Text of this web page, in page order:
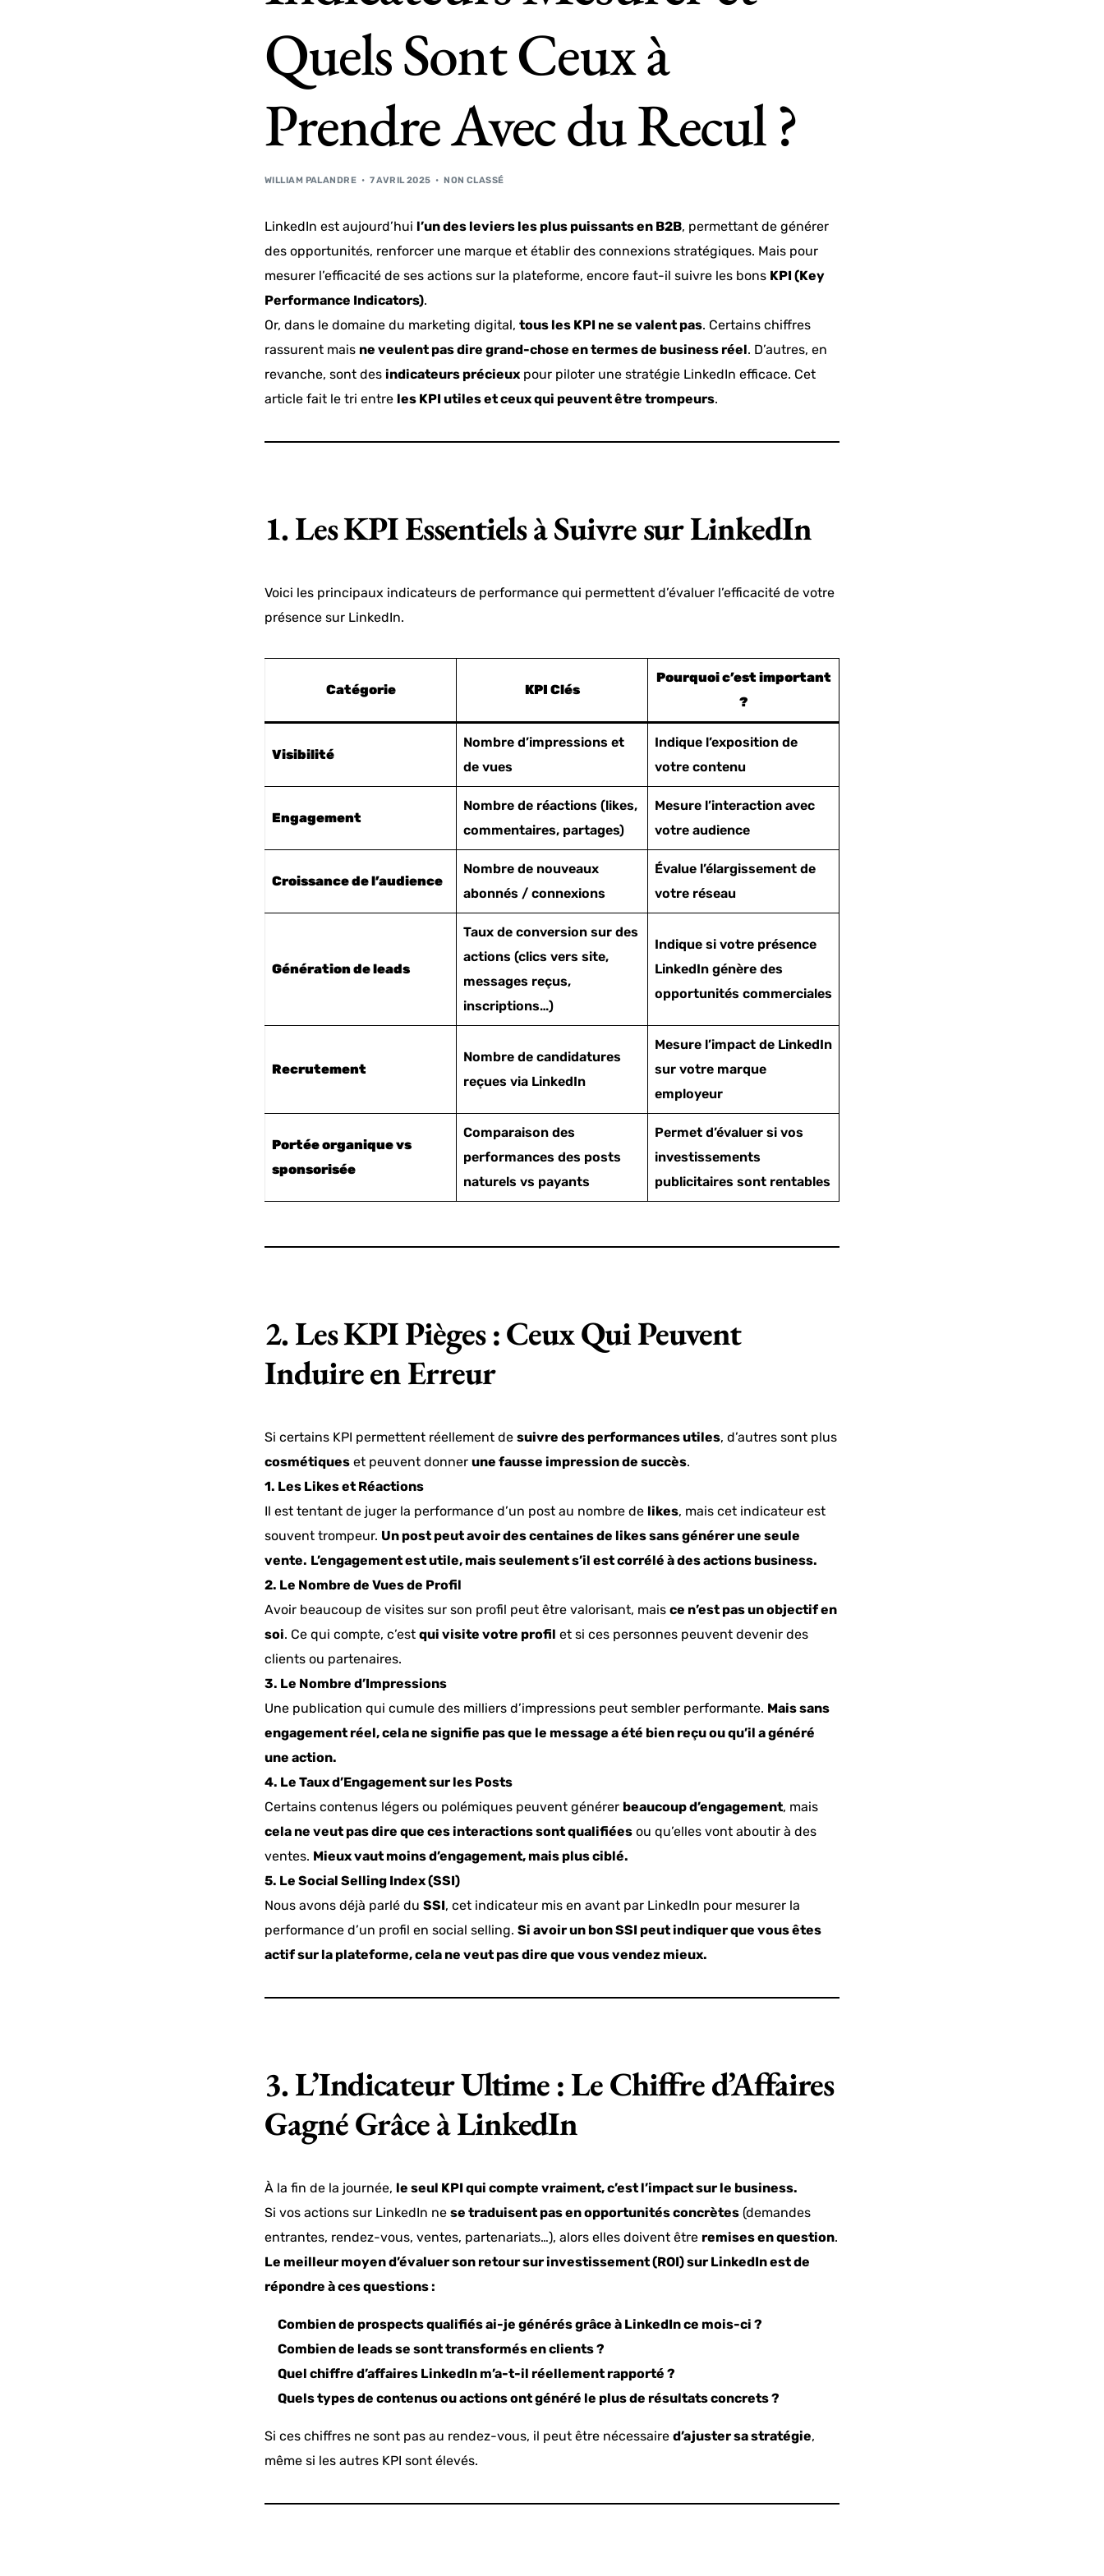
Quels Sont Ceux à
Prendre Avec du Recul ?
WILLIAM PALANDRE 7 AVRIL 2025 NON CLASSÉ
LinkedIn est aujourd’hui l’un des leviers les plus puissants en B2B, permettant de générer
des opportunités, renforcer une marque et établir des connexions stratégiques. Mais pour
mesurer l’efficacité de ses actions sur la plateforme, encore faut-il suivre les bons KPI (Key
Performance Indicators).
Or, dans le domaine du marketing digital, tous les KPI ne se valent pas. Certains chiffres
rassurent mais ne veulent pas dire grand-chose en termes de business réel. D’autres, en
revanche, sont des indicateurs précieux pour piloter une stratégie LinkedIn efficace. Cet
article fait le tri entre les KPI utiles et ceux qui peuvent être trompeurs.
1. Les KPI Essentiels à Suivre sur LinkedIn
Voici les principaux indicateurs de performance qui permettent d’évaluer l’efficacité de votre
présence sur LinkedIn.
Catégorie KPI Clés
Pourquoi c’est important
?
Visibilité
Nombre d’impressions et
de vues
Indique l’exposition de
votre contenu
Engagement
Nombre de réactions (likes,
commentaires, partages)
Mesure l’interaction avec
votre audience
Croissance de l’audience
Nombre de nouveaux
abonnés / connexions
Évalue l’élargissement de
votre réseau
Génération de leads
Taux de conversion sur des
actions (clics vers site,
messages reçus,
inscriptions…)
Indique si votre présence
LinkedIn génère des
opportunités commerciales
Recrutement
Nombre de candidatures
reçues via LinkedIn
Mesure l’impact de LinkedIn
sur votre marque
employeur
Portée organique vs
sponsorisée
Comparaison des
performances des posts
naturels vs payants
Permet d’évaluer si vos
investissements
publicitaires sont rentables
2. Les KPI Pièges : Ceux Qui Peuvent
Induire en Erreur
Si certains KPI permettent réellement de suivre des performances utiles, d’autres sont plus
cosmétiques et peuvent donner une fausse impression de succès.
1. Les Likes et Réactions
Il est tentant de juger la performance d’un post au nombre de likes, mais cet indicateur est
souvent trompeur. Un post peut avoir des centaines de likes sans générer une seule
vente. L’engagement est utile, mais seulement s’il est corrélé à des actions business.
2. Le Nombre de Vues de Profil
Avoir beaucoup de visites sur son profil peut être valorisant, mais ce n’est pas un objectif en
soi. Ce qui compte, c’est qui visite votre profil et si ces personnes peuvent devenir des
clients ou partenaires.
3. Le Nombre d’Impressions
Une publication qui cumule des milliers d’impressions peut sembler performante. Mais sans
engagement réel, cela ne signifie pas que le message a été bien reçu ou qu’il a généré
une action.
4. Le Taux d’Engagement sur les Posts
Certains contenus légers ou polémiques peuvent générer beaucoup d’engagement, mais
cela ne veut pas dire que ces interactions sont qualifiées ou qu’elles vont aboutir à des
ventes. Mieux vaut moins d’engagement, mais plus ciblé.
5. Le Social Selling Index (SSI)
Nous avons déjà parlé du SSI, cet indicateur mis en avant par LinkedIn pour mesurer la
performance d’un profil en social selling. Si avoir un bon SSI peut indiquer que vous êtes
actif sur la plateforme, cela ne veut pas dire que vous vendez mieux.
3. L’Indicateur Ultime : Le Chiffre d’Affaires
Gagné Grâce à LinkedIn
À la fin de la journée, le seul KPI qui compte vraiment, c’est l’impact sur le business.
Si vos actions sur LinkedIn ne se traduisent pas en opportunités concrètes (demandes
entrantes, rendez-vous, ventes, partenariats…), alors elles doivent être remises en question.
Le meilleur moyen d’évaluer son retour sur investissement (ROI) sur LinkedIn est de
répondre à ces questions :
Combien de prospects qualifiés ai-je générés grâce à LinkedIn ce mois-ci ?
Combien de leads se sont transformés en clients ?
Quel chiffre d’affaires LinkedIn m’a-t-il réellement rapporté ?
Quels types de contenus ou actions ont généré le plus de résultats concrets ?
Si ces chiffres ne sont pas au rendez-vous, il peut être nécessaire d’ajuster sa stratégie,
même si les autres KPI sont élevés.